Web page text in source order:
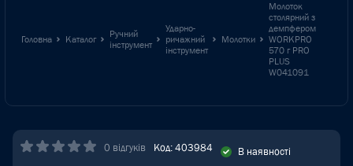
Головна Каталог
Ручний
інструмент
Ударно-
ричажний
інструмент
Молотки
Молоток
столярний з
демпфером
WORKPRO
570 г PRO
PLUS
W041091
0 відгуків Код: 403984 В наявності